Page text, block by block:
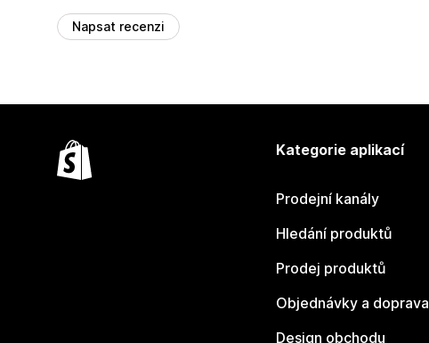
Napsat recenzi
Kategorie aplikací
Prodejní kanály
Hledání produktů
Prodej produktů
Objednávky a doprava
Design obchodu